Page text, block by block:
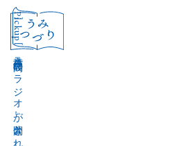
［Pickup］